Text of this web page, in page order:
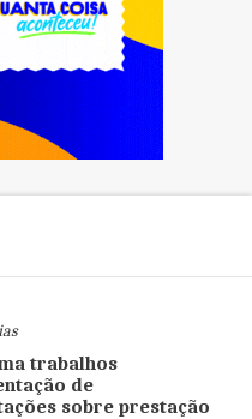
trabalhos
de
sobre prestação